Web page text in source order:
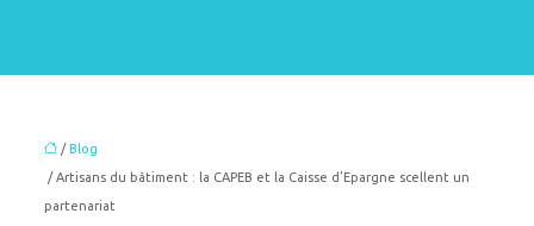
/Blog
/ Artisans du bâtiment : la CAPEB et la Caisse d’Epargne scellent un
partenariat